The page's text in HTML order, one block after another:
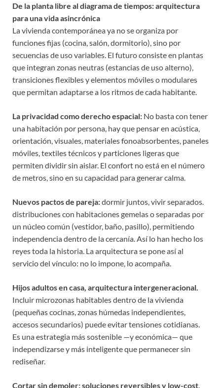
De la planta libre al diagrama de tiempos: arquitectura
para una vida asincrónica
La vivienda contemporánea ya no se organiza por
funciones fijas (cocina, salón, dormitorio), sino por
secuencias de uso variables. El futuro consiste en plantas
que integran zonas neutras (estancias de uso alterno),
transiciones flexibles y elementos móviles o modulares
que permitan adaptarse a los ritmos de cada habitante.
La privacidad como derecho espacial: No basta con tener
una habitación por persona, hay que pensar en acústica,
orientación, visuales, materiales fonoabsorbentes, paneles
móviles, textiles técnicos y particiones ligeras que
permiten dividir sin aislar. El confort no está en el número
de metros, sino en su capacidad para generar calma.
Nuevos pactos de pareja:dormir juntos, vivir separados.
distribuciones con habitaciones gemelas o separadas por
un núcleo común (vestidor, baño, pasillo), permitiendo
independencia dentro de la cercanía. Así lo han hecho los
reyes toda la historia. La arquitectura se pone así al
servicio del vínculo: no lo impone, lo acompaña.
Hijos adultos en casa, arquitectura intergeneracional.
Incluir microzonas habitables dentro de la vivienda
(pequeñas cocinas, zonas húmedas independientes,
accesos secundarios) puede evitar tensiones cotidianas.
Es una estrategia más sostenible —y económica— que
independizarse y más inteligente que permanecer sin
rediseñar.
Cortar sin demoler: soluciones reversibles y low-cost